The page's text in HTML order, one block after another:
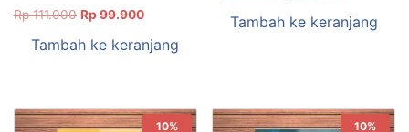
Rp111.000 Harga
adalah:
Rp 99.900Harga
ini
Tambah ke keranjang
adalah:
ini
Tambah ke keranjang
10% 10%